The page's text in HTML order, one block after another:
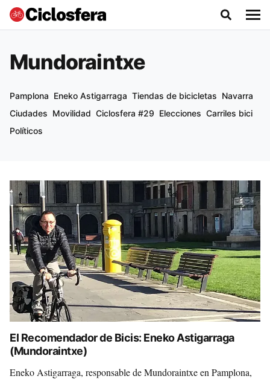
Mundoraintxe
Pamplona Eneko Astigarraga Tiendas de bicicletas Navarra
Ciudades Movilidad Ciclosfera #29 Elecciones Carriles bici
Políticos
El Recomendador de Bicis: Eneko Astigarraga
(Mundoraintxe)
Eneko Astigarraga, responsable de Mundoraintxe en Pamplona,